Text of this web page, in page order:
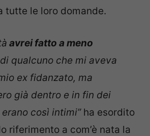
tutte le loro domande.
avrei fatto a meno
qualcuno che mi aveva
ex fidanzato, ma
già dentro e in fin dei
così intimi”ha esordito
riferimento a com’è nata la